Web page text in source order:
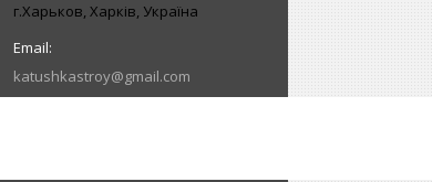
г.Харьков, Харків, Україна
katushkastroy@gmail.com